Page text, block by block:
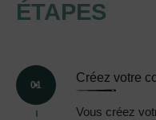
ÉTAPES
01
Créez votre
Vous créez